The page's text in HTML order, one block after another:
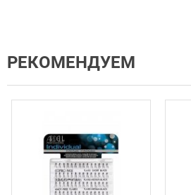
РЕКОМЕНДУЕМ